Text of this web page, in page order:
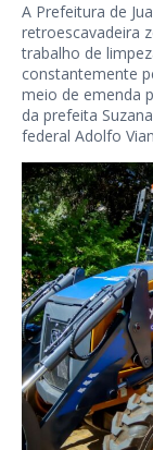
A Prefeitura de
retroescavadeira
trabalho de
constantemente
meio de emenda
da prefeita
federal Adolfo